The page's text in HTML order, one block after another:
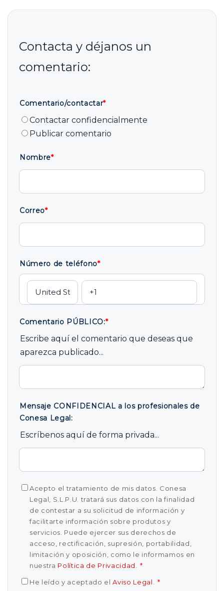
Comentario/contactar*
Contactar confidencialmente
Publicar comentario
Nombre*
Correo*
Número de teléfono*
Comentario PÚBLICO:*
Escribe aquí el comentario que deseas que
aparezca publicado...
Mensaje CONFIDENCIAL a los profesionales de
Conesa Legal:
Escríbenos aquí de forma privada...
Acepto el tratamiento de mis datos. Conesa
Legal, S.L.P.U. tratará sus datos con la finalidad
de contestar a su solicitud de información y
facilitarte información sobre produtos y
servicios. Puede ejercer sus derechos de
acceso, rectificación, supresión, portabilidad,
limitación y oposición, como le informamos en
nuestra Política de Privacidad *
He leído y aceptado elAviso Legal *